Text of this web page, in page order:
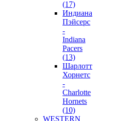
(17)
Индиана
Пэйсерс
-
Indiana
Pacers
(13)
Шарлотт
Хорнетс
-
Charlotte
Hornets
(10)
WESTERN